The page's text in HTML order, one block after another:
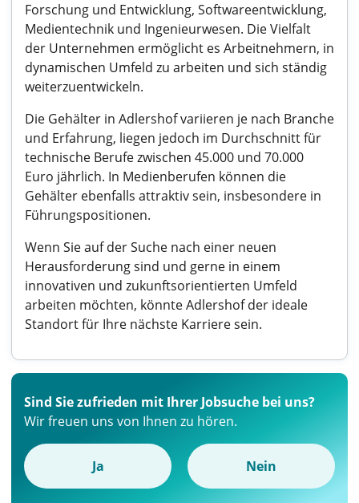
Forschung und Entwicklung, Softwareentwicklung,
Medientechnik und Ingenieurwesen. Die Vielfalt
der Unternehmen ermöglicht es Arbeitnehmern, in
dynamischen Umfeld zu arbeiten und sich ständig
weiterzuentwickeln.
Die Gehälter in Adlershof variieren je nach Branche
und Erfahrung, liegen jedoch im Durchschnitt für
technische Berufe zwischen 45.000 und 70.000
Euro jährlich. In Medienberufen können die
Gehälter ebenfalls attraktiv sein, insbesondere in
Führungspositionen.
Wenn Sie auf der Suche nach einer neuen
Herausforderung sind und gerne in einem
innovativen und zukunftsorientierten Umfeld
arbeiten möchten, könnte Adlershof der ideale
Standort für Ihre nächste Karriere sein.
Sind Sie zufrieden mit Ihrer Jobsuche bei uns?
Wir freuen uns von Ihnen zu hören.
Ja Nein